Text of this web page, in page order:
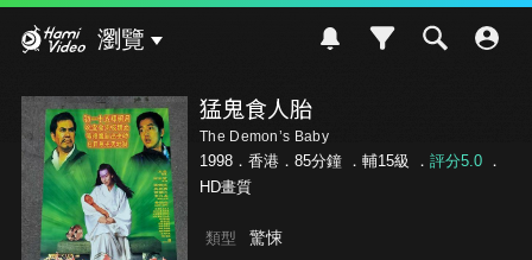
瀏覽
猛鬼食人胎
The Demon’s Baby
1998．香港．85分鐘 ． 輔15級 ． 評分5.0．
HD畫質
類型 驚悚